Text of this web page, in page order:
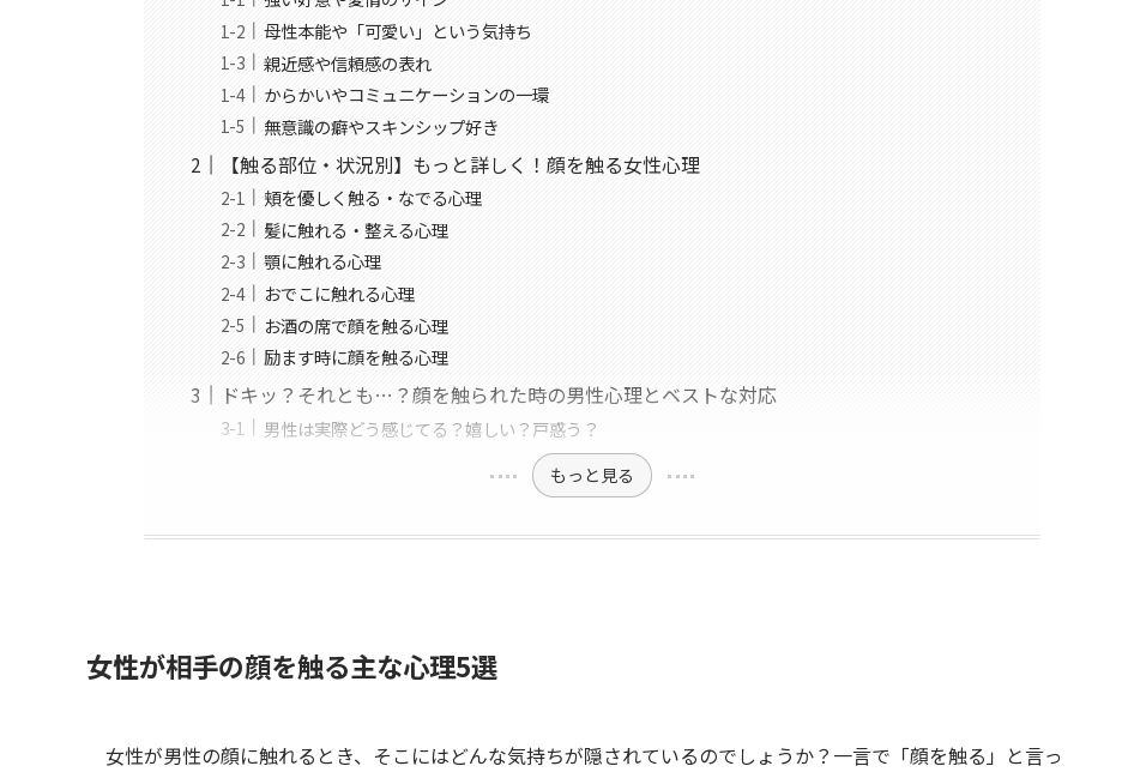
母性本能や「可愛い」という気持ち
親近感や信頼感の表れ
からかいやコミュニケーションの一環
無意識の癖やスキンシップ好き
【触る部位・状況別】もっと詳しく！顔を触る女性心理
頬を優しく触る・なでる心理
髪に触れる・整える心理
顎に触れる心理
おでこに触れる心理
お酒の席で顔を触る心理
励ます時に顔を触る心理
ドキッ？それとも…？顔を触られた時の男性心理とベストな対応
男性は実際どう感じてる？嬉しい？戸惑う？
もっと見る
女性が相手の顔を触る主な心理5選
女性が男性の顔に触れるとき、そこにはどんな気持ちが隠されているのでしょうか？一言で「顔を触る」と言っ